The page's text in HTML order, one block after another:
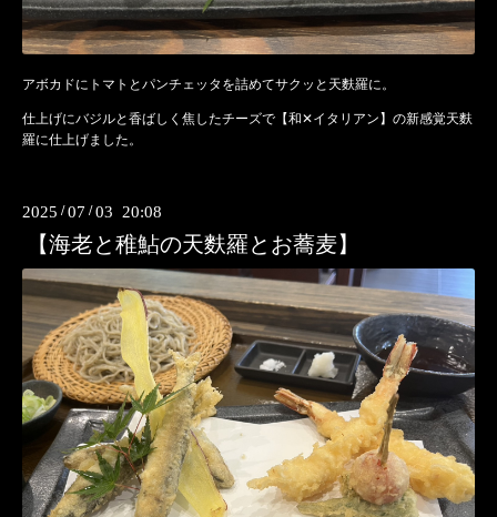
アボカドにトマトとパンチェッタを詰めてサクッと天麩羅に。
仕上げにバジルと香ばしく焦したチーズで【和✕イタリアン】の新感覚天麩
羅に仕上げました。
2025 /07 /03 20:08
【海老と稚鮎の天麩羅とお蕎麦】